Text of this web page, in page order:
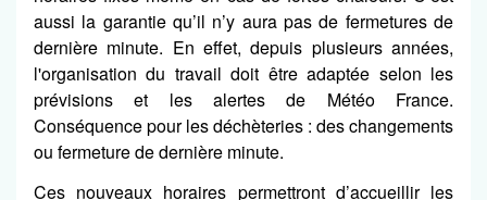
aussi la garantie qu’il n’y aura pas de fermetures de
dernière minute. En effet, depuis plusieurs années,
l'organisation du travail doit être adaptée selon les
prévisions et les alertes de Météo France.
Conséquence pour les déchèteries : des changements
ou fermeture de dernière minute.
Ces nouveaux horaires permettront d’accueillir les